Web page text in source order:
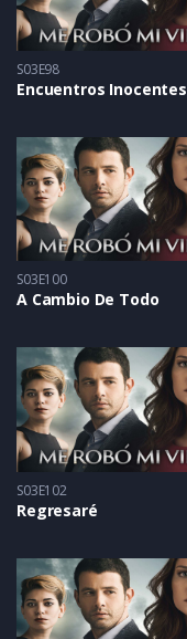
S03E98
Encuentros Inocentes
S03E100
A Cambio De Todo
S03E102
Regresaré